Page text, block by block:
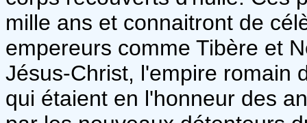
mille ans et connaitront de
empereurs comme Tibère et
Jésus-Christ, l'empire romain
qui étaient en l'honneur des